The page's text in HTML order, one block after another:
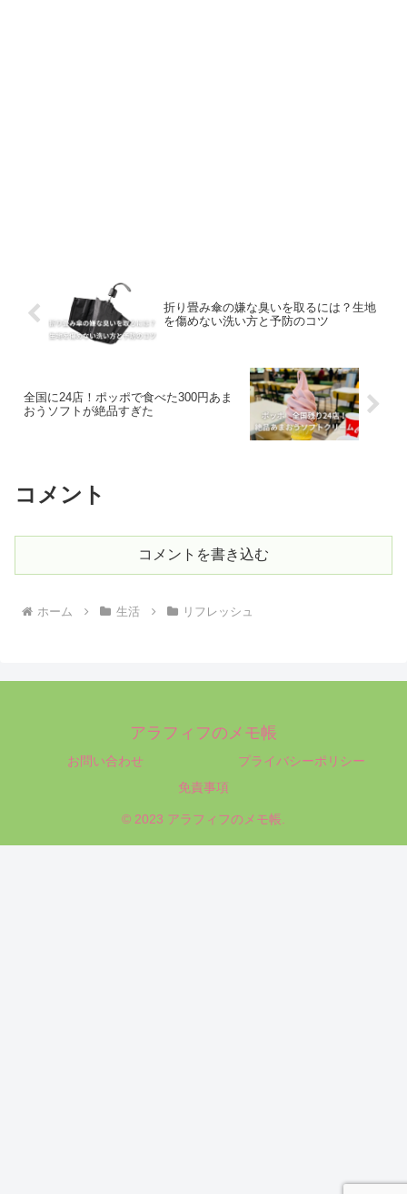
折り畳み傘の嫌な臭いを取るには？生地
を傷めない洗い方と予防のコツ
全国に24店！ポッポで食べた300円あま
おうソフトが絶品すぎた
コメント
コメントを書き込む
ホーム 生活 リフレッシュ
アラフィフのメモ帳
お問い合わせ
プライバシーポリシー
免責事項
© 2023 アラフィフのメモ帳.